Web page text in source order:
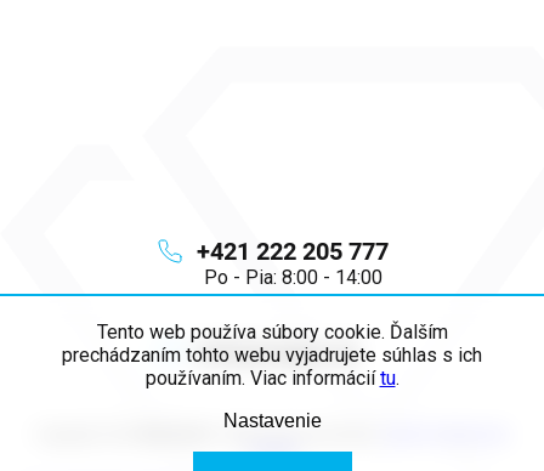
Tento web používa súbory cookie. Ďalším
prechádzaním tohto webu vyjadrujete súhlas s ich
používaním. Viac informáciítu.
Nastavenie
info@majya.sk
+421 222 205 777
Po - Pia: 8:00 - 14:00
cookies